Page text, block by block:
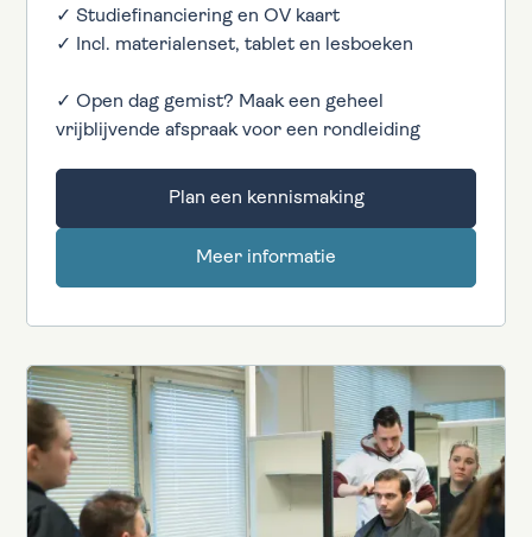
✓ Studiefinanciering en OV kaart
✓ Incl. materialenset, tablet en lesboeken
✓ Open dag gemist? Maak een geheel
vrijblijvende afspraak voor een rondleiding
Plan een kennismaking
Meer informatie